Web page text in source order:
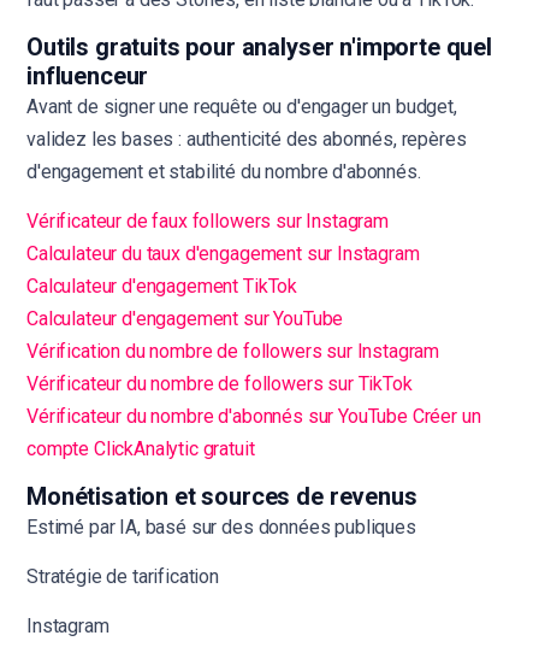
Outils gratuits pour analyser n'importe quel
influenceur
Avant de signer une requête ou d'engager un budget,
validez les bases : authenticité des abonnés, repères
d'engagement et stabilité du nombre d'abonnés.
Vérificateur de faux followers sur Instagram
Calculateur du taux d'engagement sur Instagram
Calculateur d'engagement TikTok
Calculateur d'engagement sur YouTube
Vérification du nombre de followers sur Instagram
Vérificateur du nombre de followers sur TikTok
Vérificateur du nombre d'abonnés sur YouTube Créer un
compte ClickAnalytic gratuit
Monétisation et sources de revenus
Estimé par IA, basé sur des données publiques
Stratégie de tarification
Instagram